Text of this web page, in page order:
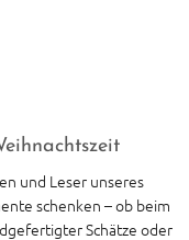
und Leser unseres
schenken – ob beim
Schätze oder